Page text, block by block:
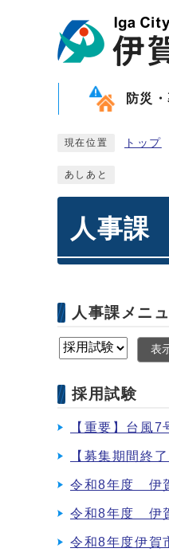
防災
現在位置 トップ
あしあと
人事課
人事課メニ
表
採用試験
【重要】台風
【募集期間終
令和8年度 伊
令和8年度 伊
令和8年度伊賀